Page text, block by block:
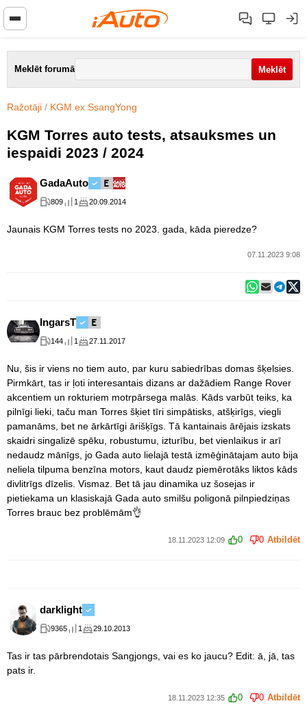
Meklēt forumā
Ražotāji / KGM ex SsangYong
KGM Torres auto tests, atsauksmes un
iespaidi 2023 / 2024
GadaAuto
809 1 20.09.2014
Jaunais KGM Torres tests no 2023. gada, kāda pieredze?
07.11.2023 9:08
IngarsT
144 1 27.11.2017
Nu, šis ir viens no tiem auto, par kuru sabiedrības domas šķelsies.
Pirmkārt, tas ir ļoti interesantais dizans ar dažādiem Range Rover
akcentiem un rokturiem motrpārsega malās. Kāds varbūt teiks, ka
pilnīgi lieki, taču man Torres šķiet tīri simpātisks, atšķirīgs, viegli
pamanāms, bet ne ārkārtīgi ārišķīgs. Tā kantainais ārējais izskats
skaidri singalizē spēku, robustumu, izturību, bet vienlaikus ir arī
nedaudz mānīgs, jo Gada auto lielajā testā izmēģinātajam auto bija
neliela tilpuma benzīna motors, kaut daudz piemērotāks liktos kāds
divlitrīgs dīzelis. Vismaz. Bet tā jau dinamika uz šosejas ir
pietiekama un klasiskajā Gada auto smilšu poligonā pilnpiedziņas
Torres brauc bez problēmām👌
18.11.2023 12:09 0 0 Atbildēt
darklight
9365 1 29.10.2013
Tas ir tas pārbrendotais Sangjongs, vai es ko jaucu? Edit: ā, jā, tas
pats ir.
18.11.2023 12:35 0 0 Atbildēt